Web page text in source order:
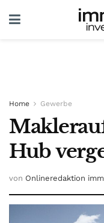
Home Gewerbe
Hub
von Onlineredaktion